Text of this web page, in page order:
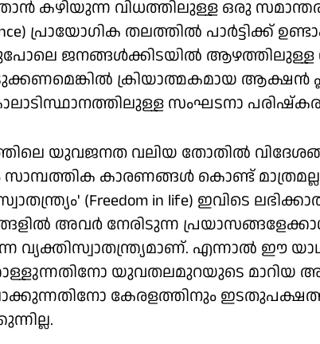
കഴിയുന്ന വിധത്തിലുള്ള ഒരു സമാന്തര
പ്രായോഗിക തലത്തിൽ പാർട്ടിക്ക്
ജനങ്ങൾക്കിടയിൽ ആഴത്തിലുള്ള
ക്രിയാത്മകമായ ആക്ഷൻ
സംഘടനാ
യുവജനത വലിയ തോതിൽ
കാരണങ്ങൾ കൊണ്ട്
(Freedom in life) ഇവിടെ
അവർ നേരിടുന്ന
വ്യക്തിസ്വാതന്ത്ര്യമാണ്. എന്നാൽ ഈ
യുവതലമുറയുടെ മാറിയ
കേരളത്തിനും